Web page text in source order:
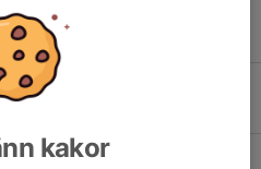
A open
kakor